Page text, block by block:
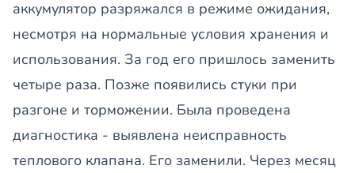
аккумулятор разряжался в режиме ожидания,
несмотря на нормальные условия хранения и
использования. За год его пришлось заменить
четыре раза. Позже появились стуки при
разгоне и торможении. Была проведена
диагностика - выявлена неисправность
теплового клапана. Его заменили. Через месяц